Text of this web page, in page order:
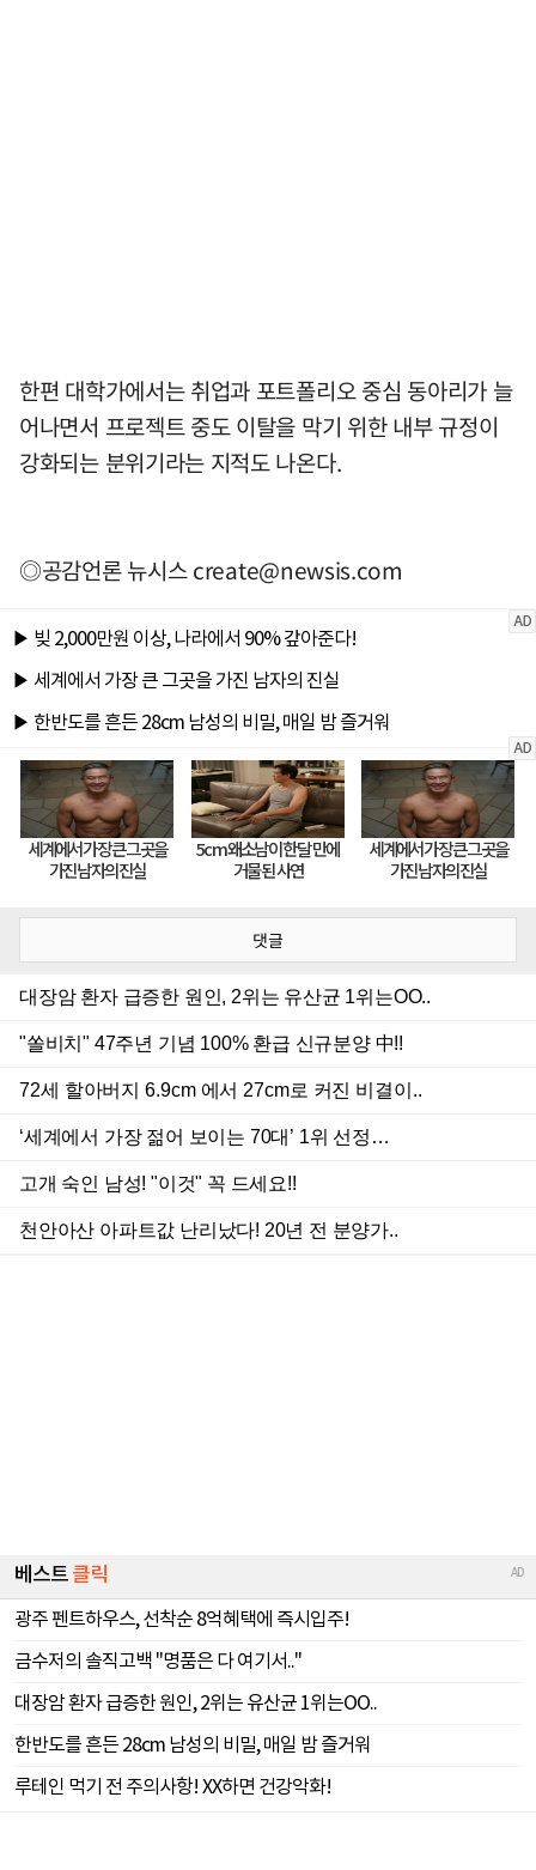
한편 대학가에서는 취업과 포트폴리오 중심 동아리가 늘
어나면서 프로젝트 중도 이탈을 막기 위한 내부 규정이
강화되는 분위기라는 지적도 나온다.
◎공감언론 뉴시스create@newsis.com
댓글